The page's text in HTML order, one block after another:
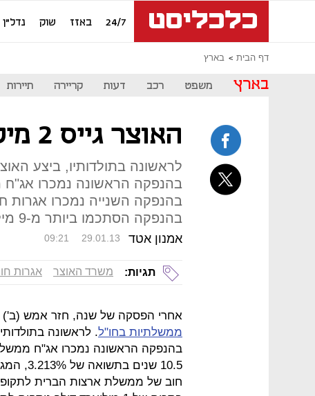
24/7 באזז שוק נדל"ן
דף הבית בארץ
בארץ משפט רכב דעות קריירה תיירות
האוצר גייס 2 מיליארד דולר בחו"ל
לראשונה בתולדותיו, ביצע
בהנפקה הסתכמו ביותר מ-9 מיליארד דולר, פי 4.5 מהסכום שהונפק
אמנון אטד 09:21 29.01.13
תגיות: משרד האוצר אגרות
אחרי הפסקה של שנה, חזר אמש (ב')
ממשלתיות בחו"ל. לראשונה
חוב של ממשלת ארצות הברית